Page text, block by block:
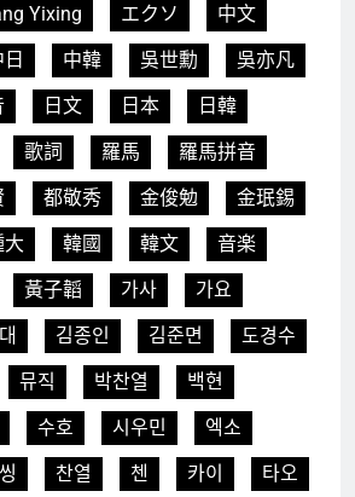
Yixing エクソ
中文
中韓 吳世勳
吳亦凡
日文 日本
日韓
歌詞 羅馬
羅馬拼音
都敬秀 金俊勉
金珉錫
大 韓國 韓文
音楽
黃子韜 가사
가요
김종인 김준면
도경수
뮤직 박찬열
백현
수호 시우민
엑소
찬열 첸 카이
타오